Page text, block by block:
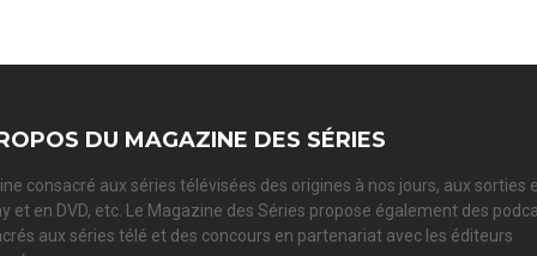
DU MAGAZINE DES SÉRIES
consacré aux séries télévisées des origines à nos jours, aux sorties
et en DVD, etc. Le Magazine des Séries propose également des
aux séries télé et des concours en partenariat avec les éditeurs